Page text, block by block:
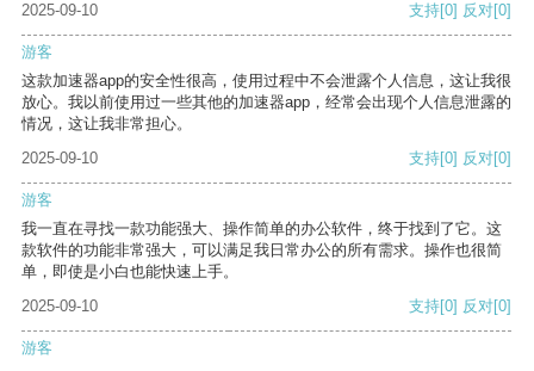
2025-09-10 支持[0] 反对[0]
游客
这款加速器app的安全性很高，使用过程中不会泄露个人信息，这让我很
放心。我以前使用过一些其他的加速器app，经常会出现个人信息泄露的
情况，这让我非常担心。
2025-09-10
支持[0] 反对[0]
游客
我一直在寻找一款功能强大、操作简单的办公软件，终于找到了它。这
款软件的功能非常强大，可以满足我日常办公的所有需求。操作也很简
单，即使是小白也能快速上手。
2025-09-10
支持[0] 反对[0]
游客